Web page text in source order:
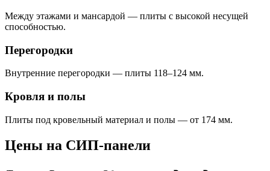
Между этажами и мансардой — плиты с высокой несущей
способностью.
Перегородки
Внутренние перегородки — плиты 118–124 мм.
Кровля и полы
Плиты под кровельный материал и полы — от 174 мм.
Цены на СИП-панели